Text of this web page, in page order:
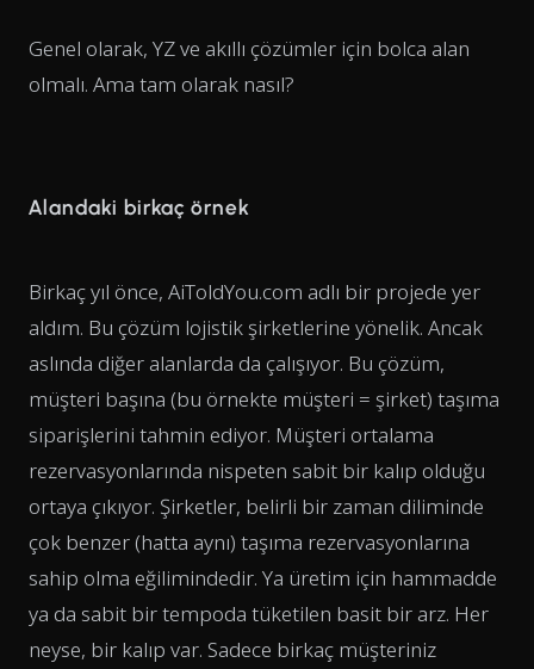
Genel olarak, YZ ve akıllı çözümler için bolca alan
olmalı. Ama tam olarak nasıl?
Alandaki birkaç örnek
Birkaç yıl önce, AiToldYou.com adlı bir projede yer
aldım. Bu çözüm lojistik şirketlerine yönelik. Ancak
aslında diğer alanlarda da çalışıyor. Bu çözüm,
müşteri başına (bu örnekte müşteri = şirket) taşıma
siparişlerini tahmin ediyor. Müşteri ortalama
rezervasyonlarında nispeten sabit bir kalıp olduğu
ortaya çıkıyor. Şirketler, belirli bir zaman diliminde
çok benzer (hatta aynı) taşıma rezervasyonlarına
sahip olma eğilimindedir. Ya üretim için hammadde
ya da sabit bir tempoda tüketilen basit bir arz. Her
neyse, bir kalıp var. Sadece birkaç müşteriniz